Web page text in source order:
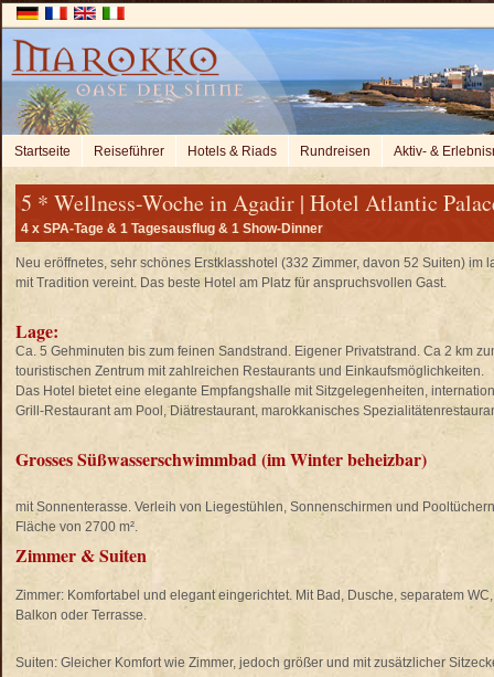
Startseite Reiseführer Hotels & Riads Rundreisen Aktiv- &
5 * Wellness-Woche in Agadir | Hotel Atlantic
4 x SPA-Tage & 1 Tagesausflug & 1 Show-Dinner
Neu eröffnetes, sehr schönes Erstklasshotel (332 Zimmer, davon 52 Suiten)
mit Tradition vereint. Das beste Hotel am Platz für anspruchsvollen Gast.
Lage:
Ca. 5 Gehminuten bis zum feinen Sandstrand. Eigener Privatstrand. Ca 2 km
touristischen Zentrum mit zahlreichen Restaurants und Einkaufsmöglichkeiten.
Das Hotel bietet eine elegante Empfangshalle mit Sitzgelegenheiten,
Grill-Restaurant am Pool, Diätrestaurant, marokkanisches
Grosses Süßwasserschwimmbad (im Winter beheizbar)
mit Sonnenterasse. Verleih von Liegestühlen, Sonnenschirmen und
Fläche von 2700 m².
Zimmer & Suiten
Zimmer: Komfortabel und elegant eingerichtet. Mit Bad, Dusche, separatem
Balkon oder Terrasse.
Suiten: Gleicher Komfort wie Zimmer, jedoch größer und mit zusätzlicher